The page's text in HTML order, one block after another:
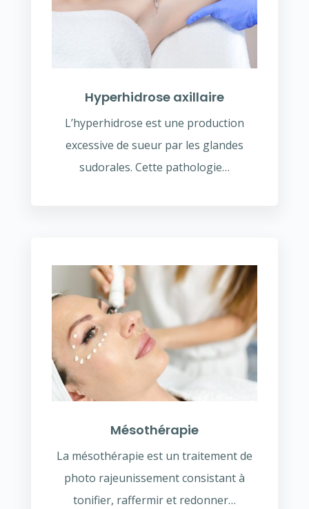
Hyperhidrose axillaire
L’hyperhidrose est une production
excessive de sueur par les glandes
sudorales. Cette pathologie…
Mésothérapie
La mésothérapie est un traitement de
photo rajeunissement consistant à
tonifier, raffermir et redonner…